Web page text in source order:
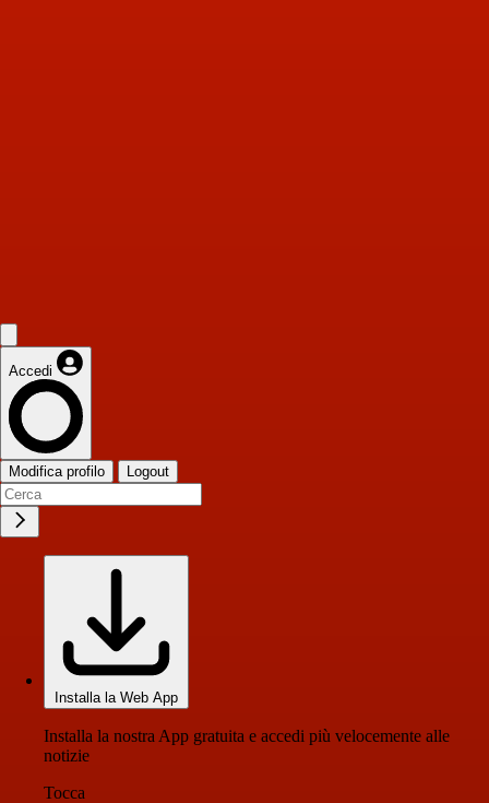
Accedi
Modifica profilo Logout
Installa la Web App
Installa la nostra App gratuita e accedi più velocemente alle
notizie
Tocca